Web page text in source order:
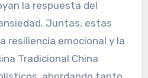
la respuesta del
Juntas, estas
resiliencia emocional y la
Tradicional China